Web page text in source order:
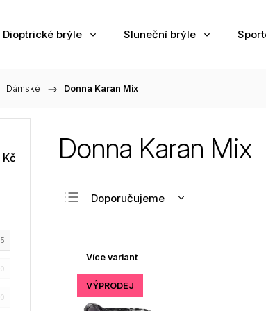
Dioptrické brýle Sluneční brýle
Dámské / Donna Karan Mix
Kč
5
0
0
Donna Karan Mix
Doporučujeme
Nejprodávanější
Abecedně
Více variant
VÝPRODEJ